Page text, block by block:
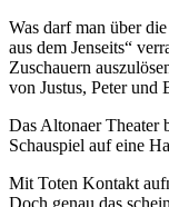
Was darf man über
aus dem Jenseits“
Zuschauern
von Justus, Peter und
Das Altonaer Theater
Schauspiel auf eine
Mit Toten Kontakt
Doch genau das